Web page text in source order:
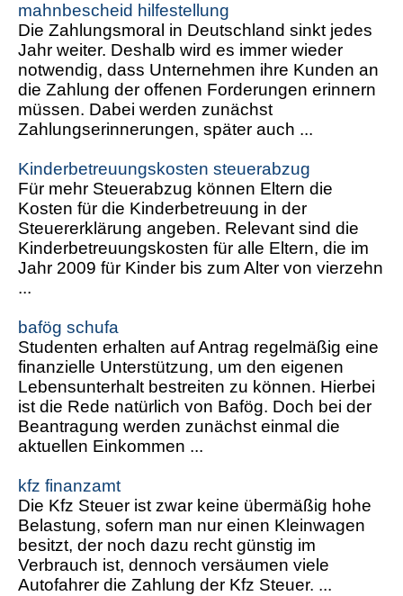
mahnbescheid hilfestellung
Die Zahlungsmoral in Deutschland sinkt jedes
Jahr weiter. Deshalb wird es immer wieder
notwendig, dass Unternehmen ihre Kunden an
die Zahlung der offenen Forderungen erinnern
müssen. Dabei werden zunächst
Zahlungserinnerungen, später auch ...
Kinderbetreuungskosten steuerabzug
Für mehr Steuerabzug können Eltern die
Kosten für die Kinderbetreuung in der
Steuererklärung angeben. Relevant sind die
Kinderbetreuungskosten für alle Eltern, die im
Jahr 2009 für Kinder bis zum Alter von vierzehn
...
bafög schufa
Studenten erhalten auf Antrag regelmäßig eine
finanzielle Unterstützung, um den eigenen
Lebensunterhalt bestreiten zu können. Hierbei
ist die Rede natürlich von Bafög. Doch bei der
Beantragung werden zunächst einmal die
aktuellen Einkommen ...
kfz finanzamt
Die Kfz Steuer ist zwar keine übermäßig hohe
Belastung, sofern man nur einen Kleinwagen
besitzt, der noch dazu recht günstig im
Verbrauch ist, dennoch versäumen viele
Autofahrer die Zahlung der Kfz Steuer. ...